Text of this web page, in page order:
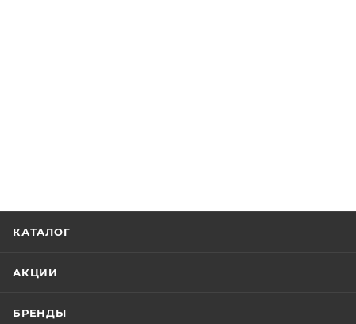
КАТАЛОГ
АКЦИИ
БРЕНДЫ